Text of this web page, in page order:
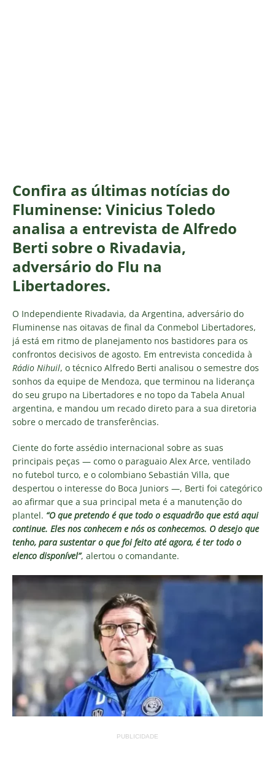
Confira as últimas notícias do
Fluminense: Vinicius Toledo
analisa a entrevista de Alfredo
Berti sobre o Rivadavia,
adversário do Flu na
Libertadores.
O Independiente Rivadavia, da Argentina, adversário do
Fluminense nas oitavas de final da Conmebol Libertadores,
já está em ritmo de planejamento nos bastidores para os
confrontos decisivos de agosto. Em entrevista concedida à
Rádio Nihuil, o técnico Alfredo Berti analisou o semestre dos
sonhos da equipe de Mendoza, que terminou na liderança
do seu grupo na Libertadores e no topo da Tabela Anual
argentina, e mandou um recado direto para a sua diretoria
sobre o mercado de transferências.
Ciente do forte assédio internacional sobre as suas
principais peças — como o paraguaio Alex Arce, ventilado
no futebol turco, e o colombiano Sebastián Villa, que
despertou o interesse do Boca Juniors —, Berti foi categórico
ao afirmar que a sua principal meta é a manutenção do
plantel. “O que pretendo é que todo o esquadrão que está aqui
continue. Eles nos conhecem e nós os conhecemos. O desejo que
tenho, para sustentar o que foi feito até agora, é ter todo o
elenco disponível”, alertou o comandante.
PUBLICIDADE